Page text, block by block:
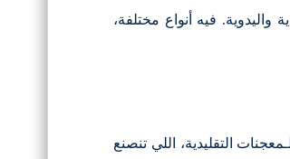
فيه أنواع مختلفة،
التقليدية، اللي تنصنع